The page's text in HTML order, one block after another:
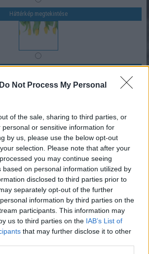
Do Not Process My Personal
of the sale, sharing to third parties, or
personal or sensitive information for
by us, please use the below opt-out
selection. Please note that after your
you may continue seeing
based on personal information utilized by
disclosed to third parties prior to
separately opt-out of the further
information by third parties on the
participants. This information may
us to third parties on the IAB’s List of
that may further disclose it to other
Háttérkép megtekintése
Háttérkép megtekintése
szövegét, vagy add meg a saját
mezőbe írva (max. 50 karakter)
napján, mindig!!!
nélkül megért, szeretlek Anya!
nagyon szeretlek!
Mindig szeretni foglak!